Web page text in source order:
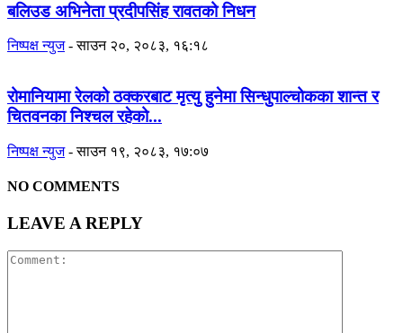
बलिउड अभिनेता प्रदीपसिंह रावतको निधन
निष्पक्ष न्युज - साउन २०, २०८३, १६:१८
रोमानियामा रेलको ठक्करबाट मृत्यु हुनेमा सिन्धुपाल्चोकका शान्त र
चितवनका निश्चल रहेको...
निष्पक्ष न्युज - साउन १९, २०८३, १७:०७
NO COMMENTS
LEAVE A REPLY